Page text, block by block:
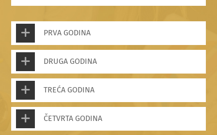
PRVA GODINA
DRUGA GODINA
TREĆA GODINA
ČETVRTA GODINA